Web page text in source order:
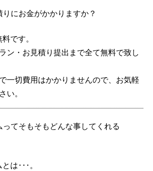
りにお金がかかりますか？
です。
ン・お見積り提出まで全て無料で致し
一切費用はかかりませんので、お気軽
い。
ってそもそもどんな事してくれる
は･･･。